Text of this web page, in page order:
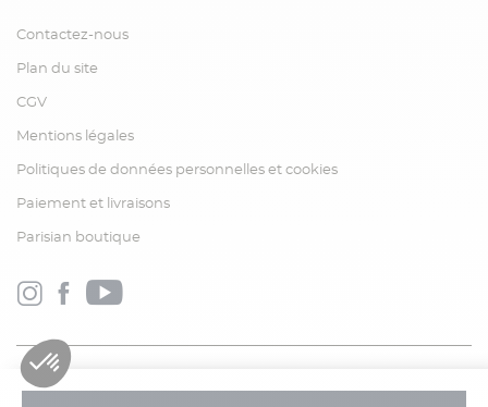
Contactez-nous
Plan du site
CGV
Mentions légales
Politiques de données personnelles et cookies
Paiement et livraisons
Parisian boutique